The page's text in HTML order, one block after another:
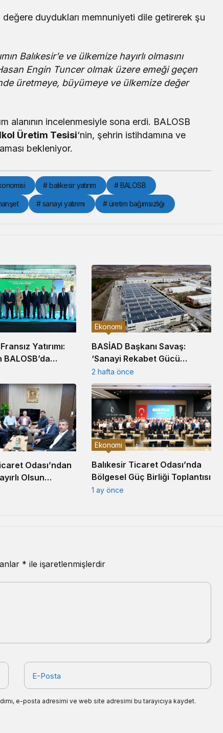
değere duydukları memnuniyeti dile getirerek şu
Balıkesir’e ve ülkemize hayırlı olmasını
Engin Tuncer olmak üzere emeği geçen
üretmeye, büyümeye ve ülkemize değer
alanının incelenmesiyle sona erdi. BALOSB
Üretim Tesisi‘nin, şehrin istihdamına ve
bekleniyor.
# balıkesir yatırım # BALOSB
# sanayi yatırımı # üretim bağımsızlığı
Yatırımı:
Kuruyor
BASİAD Başkanı Savaş:
‘Sanayi Rekabet Gücü
Tarihsel Dipte’
Ekonomi
2 hafta önce
Odası’ndan
Olsun
Balıkesir Ticaret Odası’nda
Bölgesel Güç Birliği Toplantısı
Ekonomi
1 ay önce
* ile işaretlenmişlerdir
E-Posta
e-posta adresimi ve web site adresimi bu tarayıcıya kaydet.